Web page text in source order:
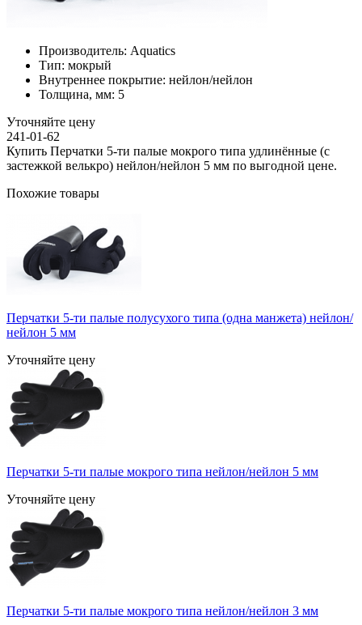
Производитель: Aquatics
Тип: мокрый
Внутреннее покрытие: нейлон/нейлон
Толщина, мм: 5
Уточняйте цену
241-01-62
Купить Перчатки 5-ти палые мокрого типа удлинённые (с
застежкой велькро) нейлон/нейлон 5 мм по выгодной цене.
Похожие товары
Перчатки 5-ти палые полусухого типа (одна манжета) нейлон/
нейлон 5 мм
Уточняйте цену
Перчатки 5-ти палые мокрого типа нейлон/нейлон 5 мм
Уточняйте цену
Перчатки 5-ти палые мокрого типа нейлон/нейлон 3 мм